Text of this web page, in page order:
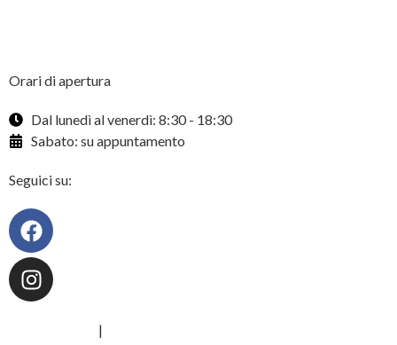
Orari di apertura
Dal lunedì al venerdì: 8:30 - 18:30
Sabato: su appuntamento
Seguici su:
|